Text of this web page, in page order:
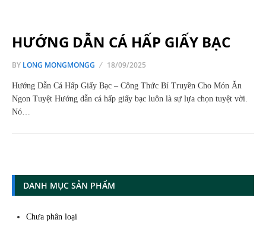
HƯỚNG DẪN CÁ HẤP GIẤY BẠC
BY LONG MONGMONGG 18/09/2025
Hướng Dẫn Cá Hấp Giấy Bạc – Công Thức Bí Truyền Cho Món Ăn
Ngon Tuyệt Hướng dẫn cá hấp giấy bạc luôn là sự lựa chọn tuyệt vời.
Nó…
DANH MỤC SẢN PHẨM
Chưa phân loại